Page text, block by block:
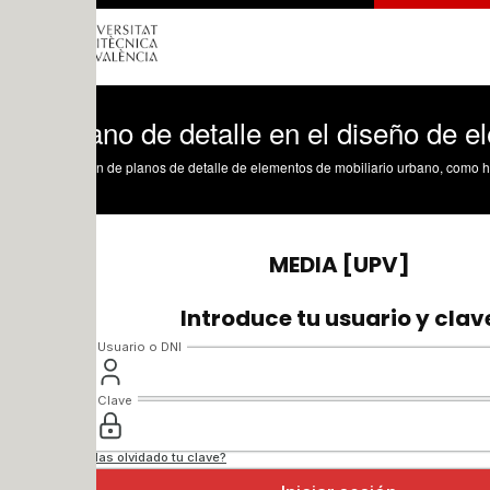
de detalle en el diseño de